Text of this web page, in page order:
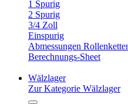
1 Spurig
2 Spurig
3/4 Zoll
Einspurig
Abmessungen
Berechnungs-Sheet
Wälzlager
Zur Kategorie Wälzlager